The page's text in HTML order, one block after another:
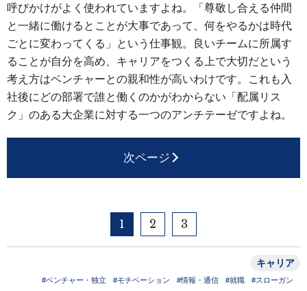
呼びかけがよく使われていますよね。「尊敬し合える仲間
と一緒に働けるとことが大事であって、何をやるかは時代
ごとに変わってくる」という仕事観。良いチームに所属す
ることが自分を高め、キャリアをつくる上で大切だという
考え方はベンチャーとの親和性が高いわけです。これも入
社後にどの部署で誰と働くのかがわからない「配属リス
ク」のある大企業に対する一つのアンチテーゼですよね。
次ページ
1 2 3
キャリア
#ベンチャー・独立 #モチベーション #情報・通信 #就職 #スローガン